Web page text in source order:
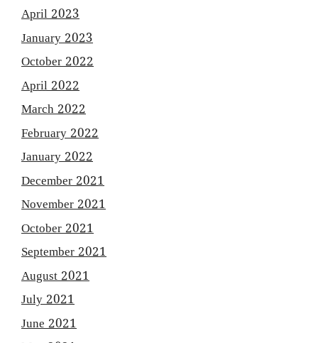
April 2023
January 2023
October 2022
April 2022
March 2022
February 2022
January 2022
December 2021
November 2021
October 2021
September 2021
August 2021
July 2021
June 2021